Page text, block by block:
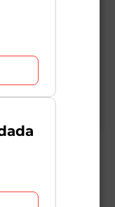
ser alterado
Em caso